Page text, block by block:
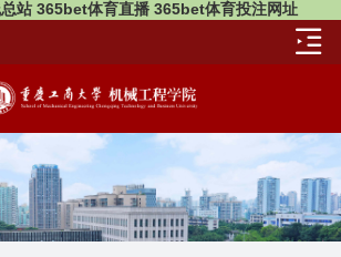
站 365bet体育直播 365bet体育投注网址